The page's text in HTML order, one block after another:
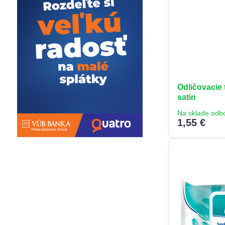
Odličovacie
satin
Na sklade
1,55 €